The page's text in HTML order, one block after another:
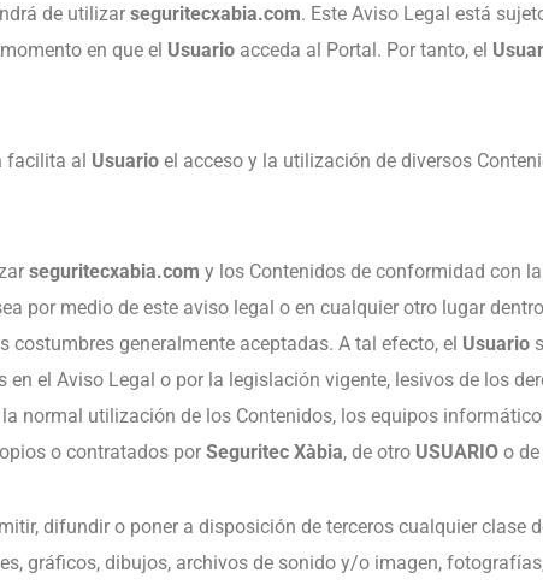
de utilizar seguritecxabia.com. Este Aviso Legal está
en que el Usuario acceda al Portal. Por tanto, el
facilita al Usuario el acceso y la utilización de diversos
seguritecxabia.com y los Contenidos de conformidad con
por medio de este aviso legal o en cualquier otro lugar
generalmente aceptadas. A tal efecto, el Usuario
el Aviso Legal o por la legislación vigente, lesivos de los
normal utilización de los Contenidos, los equipos
o contratados por Seguritec Xàbia, de otro USUARIO o
difundir o poner a disposición de terceros cualquier clase
gráficos, dibujos, archivos de sonido y/o imagen,